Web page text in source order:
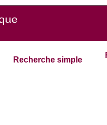
Recherche simple